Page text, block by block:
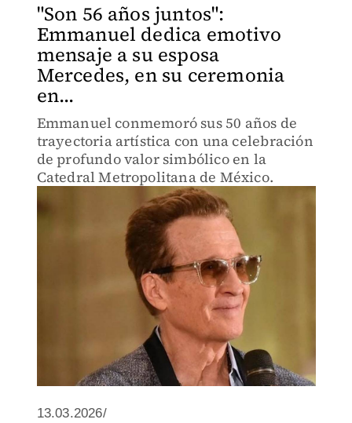
"Son 56 años juntos":
Emmanuel dedica emotivo
mensaje a su esposa
Mercedes, en su ceremonia
en...
Emmanuel conmemoró sus 50 años de
trayectoria artística con una celebración
de profundo valor simbólico en la
Catedral Metropolitana de México.
13.03.2026/